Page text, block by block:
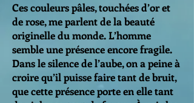
Ces couleurs pâles, touchées d’or et
de rose, me parlent de la beauté
originelle du monde. L’homme
semble une présence encore fragile.
Dans le silence de l’aube, on a peine à
croire qu’il puisse faire tant de bruit,
que cette présence porte en elle tant